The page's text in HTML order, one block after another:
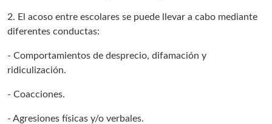
2. El acoso entre escolares se puede llevar a cabo mediante
diferentes conductas:
- Comportamientos de desprecio, difamación y
ridiculización.
- Coacciones.
- Agresiones físicas y/o verbales.